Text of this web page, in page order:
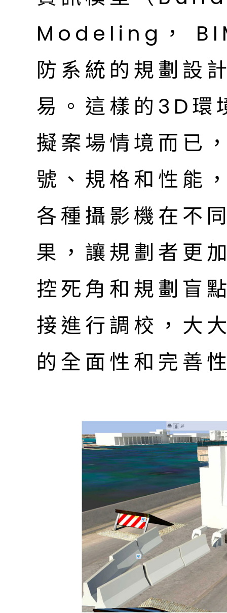
Modeling，
防系統的規劃設
易。這樣的3D環
擬案場情境而已
號、規格和性能
各種攝影機在不
果，讓規劃者更
控死角和規劃盲
接進行調校，大
的全面性和完善